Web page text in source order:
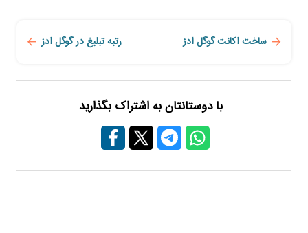
ساخت اکانت گوگل ادز رتبه تبلیغ در گوگل ادز
با دوستانتان به اشتراک بگذارید